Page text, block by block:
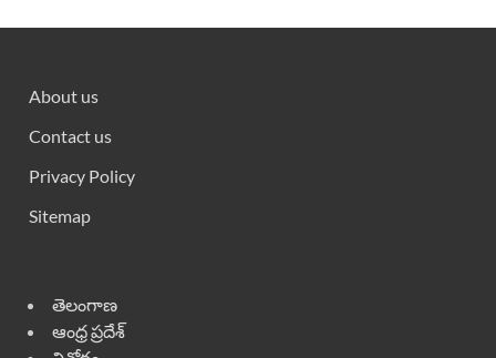
About us
Contact us
Privacy Policy
Sitemap
తెలంగాణ
ఆంధ్ర ప్రదేశ్